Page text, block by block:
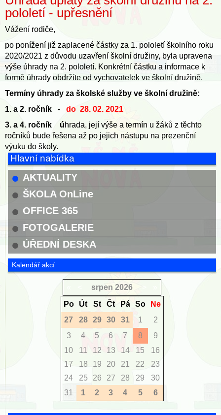
pololetí - upřesnění
Vážení rodiče,
po ponížení již zaplacené částky za 1. pololetí školního roku
2020/2021 z důvodu uzavření školní družiny, byla upravena
výše úhrady na 2. pololetí. Konkrétní částku a informace k
formě úhrady obdržíte od vychovatelek ve školní družině.
Termíny úhrady za školské služby ve školní družině:
1. a 2. ročník -
do 28. 02. 2021
3. a 4. ročník úhrada, její výše a termín u žáků z těchto
ročníků bude řešena až po jejich nástupu na prezenční
výuku do školy.
Hlavní nabídka
AKTUALITY
ŠKOLA OnLine
OFFICE 365
FOTOGALERIE
ÚŘEDNÍ DESKA
Kalendář akcí
srpen 2026
Po
Út St Čt Pá So
Ne
27
28 29 30 31 1
2
3
4 5 6 7 8
9
10
11 12 13 14 15
16
17
18 19 20 21 22
23
24
25 26 27 28 29
30
31
1 2 3 4 5 6